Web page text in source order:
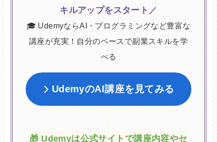
キルアップをスタート ／
🎓 UdemyならAI・プログラミングなど豊富な
講座が充実！自分のペースで副業スキルを学
べる
UdemyのAI講座を見てみる
🎁 Udemyは公式サイトで講座内容やセ